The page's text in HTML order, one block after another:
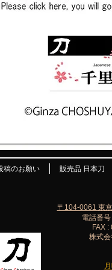
稿のお願い 販売品 日本刀
〒104-0061 東
電話番
FAX
株式